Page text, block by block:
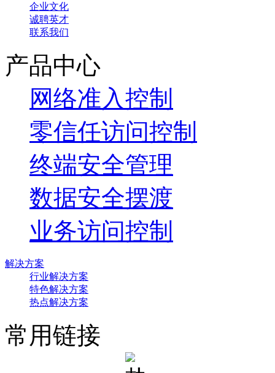
企业文化
诚聘英才
联系我们
产品中心
网络准入控制
零信任访问控制
终端安全管理
数据安全摆渡
业务访问控制
解决方案
行业解决方案
特色解决方案
热点解决方案
常用链接